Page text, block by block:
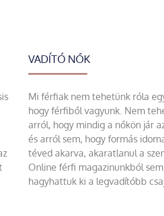
VADÍTÓ NŐK
Mi férfiak nem tehetünk róla
hogy férfiből vagyunk. Nem
arról, hogy mindig a nőkön jár
és arról sem, hogy formás
téved akarva, akaratlanul a
Online férfi magazinunkból sem
hagyhattuk ki a legvadítóbb